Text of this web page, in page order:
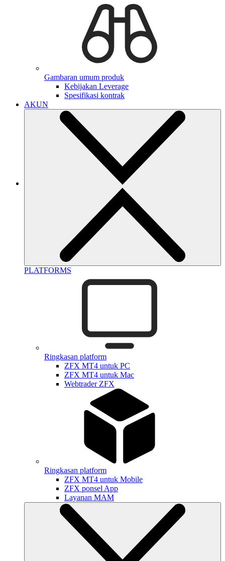
Gambaran umum produk
Kebijakan Leverage
Spesifikasi kontrak
AKUN
PLATFORMS
Ringkasan platform
ZFX MT4 untuk PC
ZFX MT4 untuk Mac
Webtrader ZFX
Ringkasan platform
ZFX MT4 untuk Mobile
ZFX ponsel App
Layanan MAM